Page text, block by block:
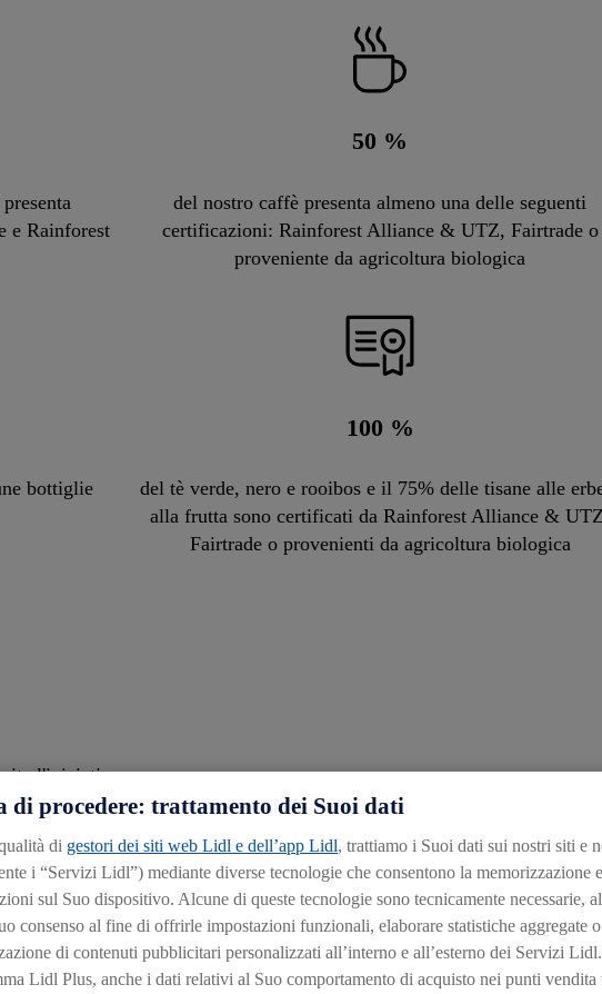
e Rainforest
50 %
del nostro caffè presenta almeno una delle seguenti
certificazioni: Rainforest Alliance & UTZ, Fairtrade o
proveniente da agricoltura biologica
bottiglie
100 %
del tè verde, nero e rooibos e il 75% delle tisane alle
alla frutta sono certificati da Rainforest Alliance &
Fairtrade o provenienti da agricoltura biologica
l'iniziativa
Alimentare
NOSTRE AREE DI ATTIVITÀ RELATIVE AL
CONSERVAZIONE DELLE RISORSE
di procedere: trattamento dei Suoi dati
di gestori dei siti web Lidl e dell’app Lidl, trattiamo i Suoi dati sui nostri siti e
i “Servizi Lidl”) mediante diverse tecnologie che consentono la memorizzazione e
sul Suo dispositivo. Alcune di queste tecnologie sono tecnicamente necessarie,
consenso al fine di offrirle impostazioni funzionali, elaborare statistiche aggregate
di contenuti pubblicitari personalizzati all’interno e all’esterno dei Servizi
Lidl Plus, anche i dati relativi al Suo comportamento di acquisto nei punti vendita